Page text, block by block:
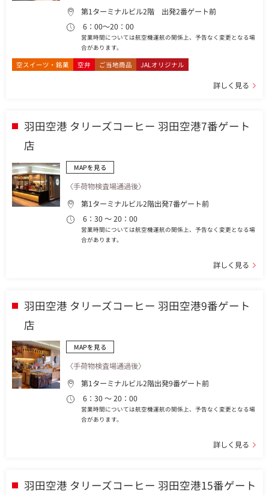
第1ターミナルビル2階 出発2番ゲート前
6：00～20：00
営業時間については航空機運航の関係上、予告なく変更となる場
合があります。
空スイーツ・銘菓 空弁 ご当地商品 JALオリジナル
詳しく見る
羽田空港 タリーズコーヒー 羽田空港7番ゲート
店
MAPを見る
〈手荷物検査場通過後〉
第1ターミナルビル2階出発7番ゲート前
6：30 ～ 20：00
営業時間については航空機運航の関係上、予告なく変更となる場
合があります。
詳しく見る
羽田空港 タリーズコーヒー 羽田空港9番ゲート
店
MAPを見る
〈手荷物検査場通過後〉
第1ターミナルビル2階出発9番ゲート前
6：30 ～ 20：00
営業時間については航空機運航の関係上、予告なく変更となる場
合があります。
詳しく見る
羽田空港 タリーズコーヒー 羽田空港15番ゲート